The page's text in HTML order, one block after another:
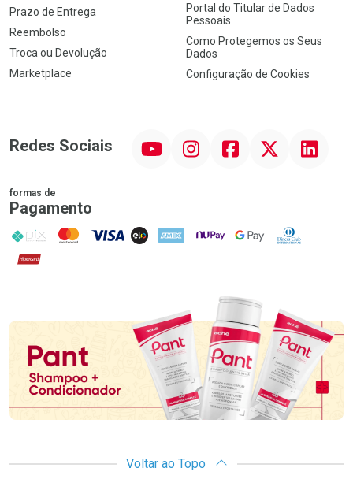
Prazo de Entrega
Reembolso
Troca ou Devolução
Marketplace
Portal do Titular de Dados
Pessoais
Como Protegemos os Seus
Dados
Configuração de Cookies
Redes Sociais InstagramFacebook Linkedin
formas de
Pagamento
PIX MasterCard
VISA ELO AMEX NuPay Google PayDiners Club
Hipercard
Promoção em Destaque
Voltar ao Topo